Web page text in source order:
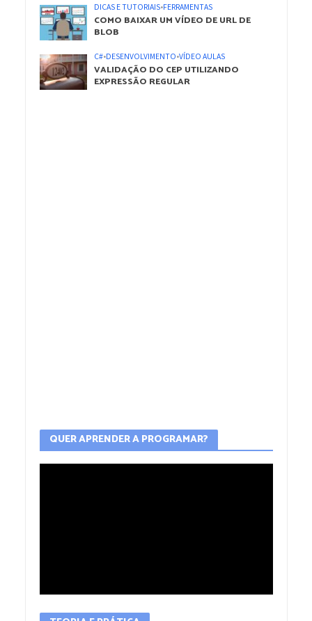
DICAS E TUTORIAIS•FERRAMENTAS
COMO BAIXAR UM VÍDEO DE URL DE
BLOB
C#•DESENVOLVIMENTO•VÍDEO AULAS
VALIDAÇÃO DO CEP UTILIZANDO
EXPRESSÃO REGULAR
QUER APRENDER A PROGRAMAR?